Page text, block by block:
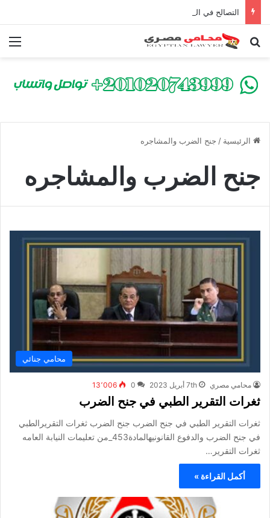
بحث عن
الرئيسية / جنح الضرب والمشاجره
جنح الضرب والمشاجره
محامي جنائي
محامي مصري 7th أبريل 2023 0 13٬006
ثغرات التقرير الطبي في جنح الضرب
ثغرات التقرير الطبي في جنح الضرب جنح الضرب ثغرات التقريرالطبي
في جنح الضرب والدفوع القانونيهالمادة453_من تعليمات النيابة العامه
ثغرات التقرير…
أكمل القراءة »